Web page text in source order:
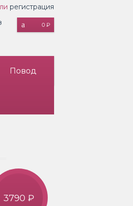
регистрация
0 ₽
Повод
3790 ₽